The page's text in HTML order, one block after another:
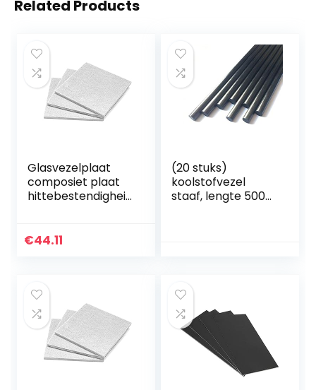
Related Products
Glasvezelplaat
composiet plaat
hittebestendigheid
isolatiepad,
€44.11
(20 stuks)
koolstofvezel
staaf, lengte 500